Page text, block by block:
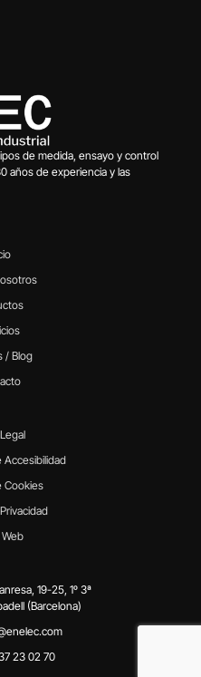
de medida, ensayo y control
años de experiencia y las
/ Blog
Accesibilidad
Cookies
19-25, 1º 3ª
(Barcelona)
23 02 70